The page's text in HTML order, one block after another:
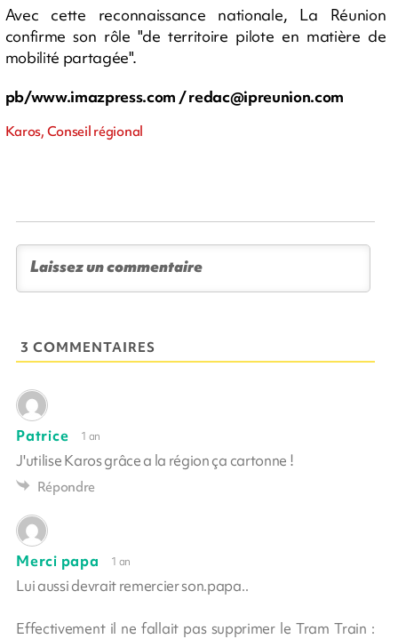
Avec cette reconnaissance nationale, La Réunion
confirme son rôle "de territoire pilote en matière de
mobilité partagée".
pb/www.imazpress.com /redac@ipreunion.com
Karos, Conseil régional
3 COMMENTAIRES
Patrice 1 an
J'utilise Karos grâce a la région ça cartonne !
Répondre
Merci papa 1 an
Lui aussi devrait remercier son.papa..
Effectivement il ne fallait pas supprimer le Tram Train :